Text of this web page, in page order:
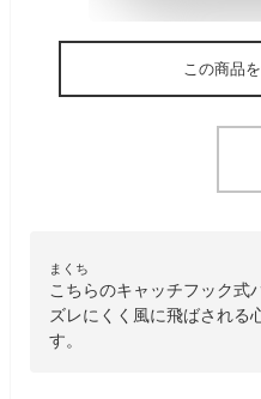
この商品
まくち
こちらのキャッチフック式
ズレにくく風に飛ばされる
す。